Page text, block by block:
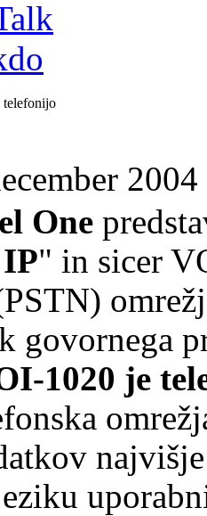
telefonijo
2004
One
" in sicer
govornega
1020 je